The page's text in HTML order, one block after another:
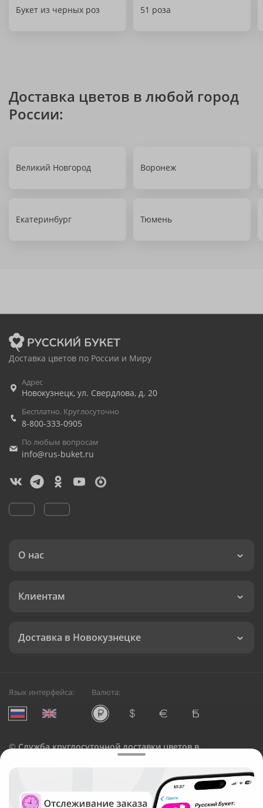
Букет из черных роз 51 роза
Доставка цветов в любой город
России:
Великий Новгород Воронеж
Екатеринбург Тюмень
Доставка цветов по России и Миру
Адрес
Новокузнецк, ул. Свердлова, д. 20
Бесплатно. Круглосуточно
8-800-333-0905
По любым вопросам
info@rus-buket.ru
О нас
Клиентам
Доставка в Новокузнецке
Язык интерфейса: Валюта:
©Служба круглосуточной доставки цветов в
Русский Букет, 2026
Общество с ограниченной ответственностью «Технология»
ОГРН: 1195476081745, ИНН: 5410081997